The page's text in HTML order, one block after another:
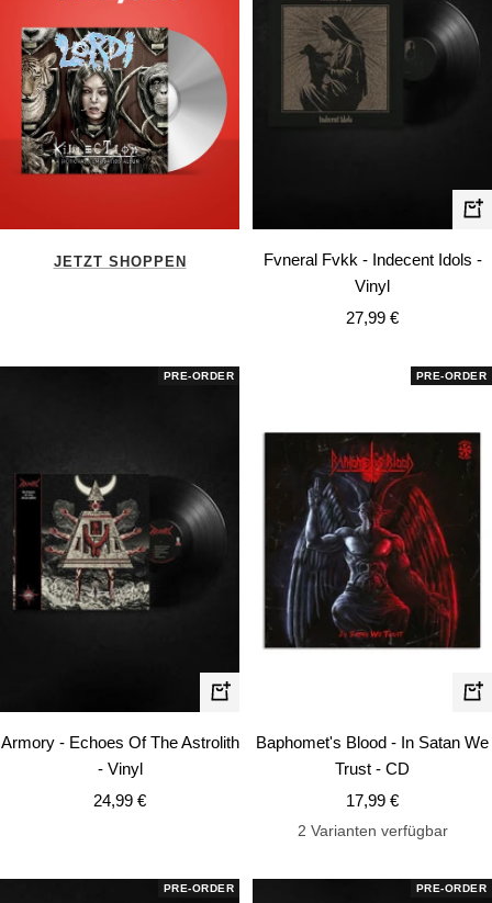
JETZT SHOPPEN
In
Fvneral Fvkk - Indecent Idols -
Vinyl
Angebotspreis
27,99 €
PRE-ORDER
In
den
Armory - Echoes Of The Astrolith
- Vinyl
Angebotspreis
24,99 €
PRE-ORDER
In
Baphomet's Blood - In Satan We
Trust - CD
Angebotspreis
17,99 €
2 Varianten verfügbar
PRE-ORDER PRE-ORDER